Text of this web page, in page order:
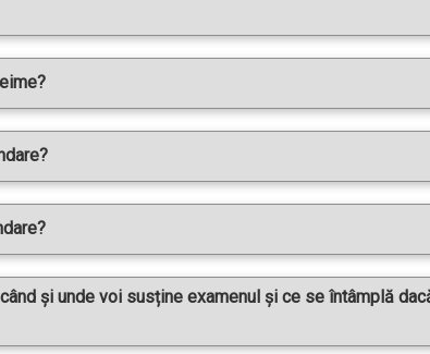
și unde voi susține examenul și ce se întâmplă